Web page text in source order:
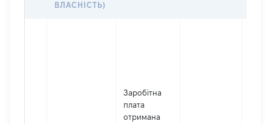
ВЛАСНІСТЬ)
Заробітна
плата
отримана